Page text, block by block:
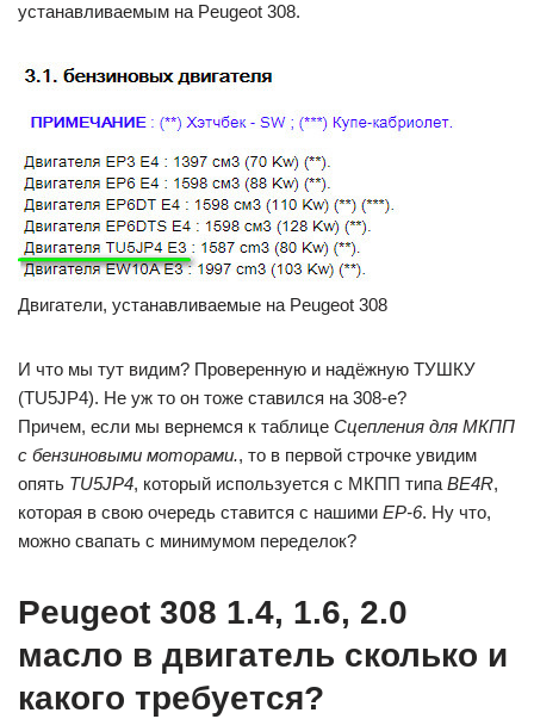
устанавливаемым на Peugeot 308.
Двигатели, устанавливаемые на Peugeot 308
И что мы тут видим? Проверенную и надёжную ТУШКУ
(TU5JP4). Не уж то он тоже ставился на 308-е?
Причем, если мы вернемся к таблице Сцепления для МКПП
с бензиновыми моторами., то в первой строчке увидим
опять TU5JP4, который используется с МКПП типа BE4R,
которая в свою очередь ставится с нашими ЕР-6. Ну что,
можно свапать с минимумом переделок?
Peugeot 308 1.4, 1.6, 2.0
масло в двигатель сколько и
какого требуется?